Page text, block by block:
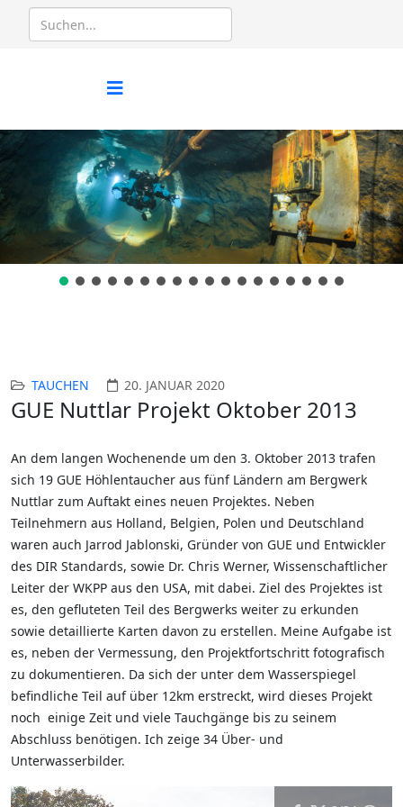
TAUCHEN 20. JANUAR 2020
GUE Nuttlar Projekt Oktober 2013
An dem langen Wochenende um den 3. Oktober 2013 trafen
sich 19 GUE Höhlentaucher aus fünf Ländern am Bergwerk
Nuttlar zum Auftakt eines neuen Projektes. Neben
Teilnehmern aus Holland, Belgien, Polen und Deutschland
waren auch Jarrod Jablonski, Gründer von GUE und Entwickler
des DIR Standards, sowie Dr. Chris Werner, Wissenschaftlicher
Leiter der WKPP aus den USA, mit dabei. Ziel des Projektes ist
es, den gefluteten Teil des Bergwerks weiter zu erkunden
sowie detaillierte Karten davon zu erstellen. Meine Aufgabe ist
es, neben der Vermessung, den Projektfortschritt fotografisch
zu dokumentieren. Da sich der unter dem Wasserspiegel
befindliche Teil auf über 12km erstreckt, wird dieses Projekt
noch einige Zeit und viele Tauchgänge bis zu seinem
Abschluss benötigen. Ich zeige 34 Über- und
Unterwasserbilder.